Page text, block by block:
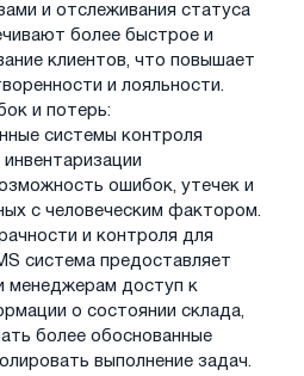
и отслеживания статуса
более быстрое и
клиентов, что повышает
и лояльности.
и потерь:
системы контроля
ошибок, утечек и
с человеческим фактором.
и контроля для
система предоставляет
менеджерам доступ к
о состоянии склада,
более обоснованные
выполнение задач.